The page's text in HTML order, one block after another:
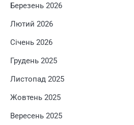
Березень 2026
Лютий 2026
Січень 2026
Грудень 2025
Листопад 2025
Жовтень 2025
Вересень 2025